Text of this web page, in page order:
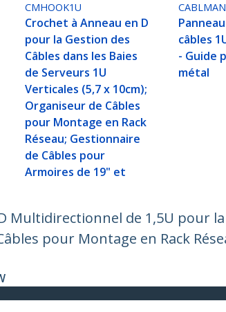
CMHOOK1U
Crochet à Anneau en D
pour la Gestion des
Câbles dans les Baies
de Serveurs 1U
Verticales (5,7 x 10cm);
Organiseur de Câbles
pour Montage en Rack
Réseau; Gestionnaire
de Câbles pour
Armoires de 19" et
câbles
- Guide
métal
Multidirectionnel de 1,5U pour
pour Montage en Rack
StarTech.com